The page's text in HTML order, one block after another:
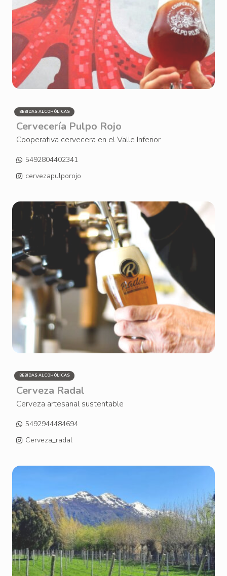
BEBIDAS ALCOHÓLICAS
Cervecería Pulpo Rojo
Cooperativa cervecera en el Valle Inferior
5492804402341
cervezapulporojo
BEBIDAS ALCOHÓLICAS
Cerveza Radal
Cerveza artesanal sustentable
5492944484694
Cerveza_radal